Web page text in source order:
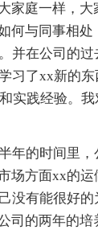
家庭一样，
何与同事相
并在公司的过
习了xx新的
实践经验。
年的时间里
场方面xx的
没有能很好
司的两年的培